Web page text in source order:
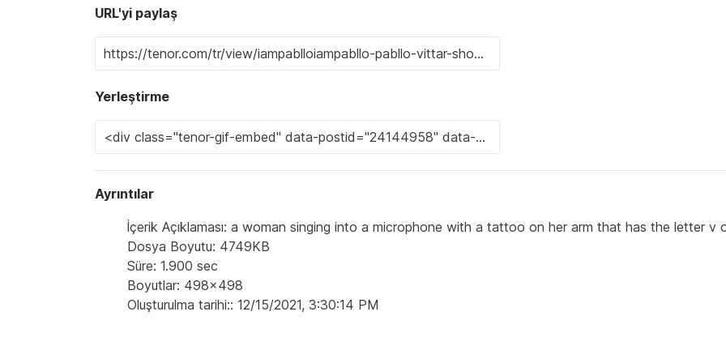
URL'yi paylaş
Yerleştirme
Ayrıntılar
İçerik Açıklaması: a woman singing into a microphone with a tattoo on her arm that has the letter v
Dosya Boyutu: 4749KB
Süre: 1.900 sec
Boyutlar: 498x498
Oluşturulma tarihi:: 12/15/2021, 3:30:14 PM